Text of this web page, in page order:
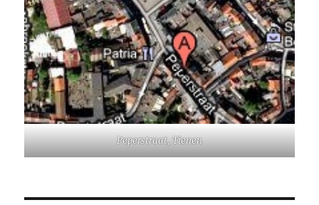
Peperstraat, Tienen